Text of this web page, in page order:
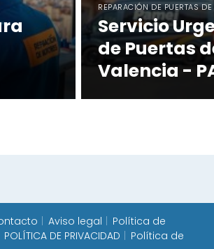
REPARACIÓN DE PUERTAS
Servicio
de Puertas
Valencia -
Aviso legal
Política de
POLÍTICA DE PRIVACIDAD
Política de